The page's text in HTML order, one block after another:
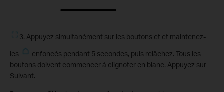
3. Appuyez simultanément sur les boutons et et maintenez-
les
enfoncés pendant 5 secondes, puis relâchez. Tous les
boutons doivent commencer à clignoter en blanc. Appuyez sur
Suivant.